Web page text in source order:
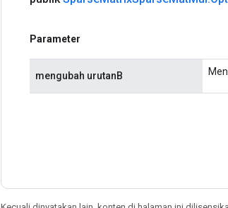
Parameter
mengubah urutanB